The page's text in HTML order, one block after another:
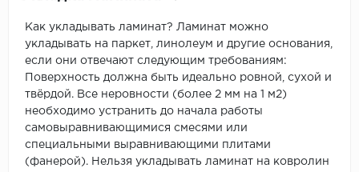
Как укладывать ламинат? Ламинат можно
укладывать на паркет, линолеум и другие основания,
если они отвечают следующим требованиям:
Поверхность должна быть идеально ровной, сухой и
твёрдой. Все неровности (более 2 мм на 1 м2)
необходимо устранить до начала работы
самовыравнивающимися смесями или
специальными выравнивающими плитами
(фанерой). Нельзя укладывать ламинат на ковролин